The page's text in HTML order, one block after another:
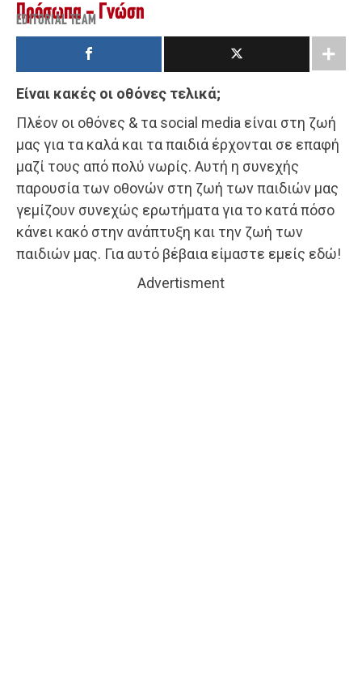
Πρόσωπα - Γνώση
EDITORIAL TEAM
Είναι κακές οι οθόνες τελικά;
Πλέον οι οθόνες & τα social media είναι στη ζωή
μας για τα καλά και τα παιδιά έρχονται σε επαφή
μαζί τους από πολύ νωρίς. Αυτή η συνεχής
παρουσία των οθονών στη ζωή των παιδιών μας
γεμίζουν συνεχώς ερωτήματα για το κατά πόσο
κάνει κακό στην ανάπτυξη και την ζωή των
παιδιών μας. Για αυτό βέβαια είμαστε εμείς εδώ!
Advertisment